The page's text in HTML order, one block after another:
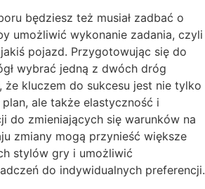
będziesz też musiał zadbać o
umożliwić wykonanie zadania, czyli
pojazd. Przygotowując się do
wybrać jedną z dwóch dróg
że kluczem do sukcesu jest nie tylko
ale także elastyczność i
do zmieniających się warunków na
zmiany mogą przynieść większe
stylów gry i umożliwić
do indywidualnych preferencji.